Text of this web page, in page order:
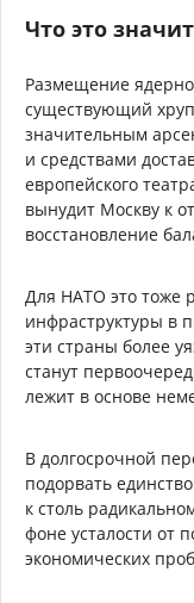
Что это
Размещение
существующий
значительным
и средствами
европейского
вынудит Москву к
восстановление
Для НАТО это тоже
инфраструктуры в
эти страны более
станут
лежит в основе
В долгосрочной
подорвать
к столь
фоне усталости от
экономических